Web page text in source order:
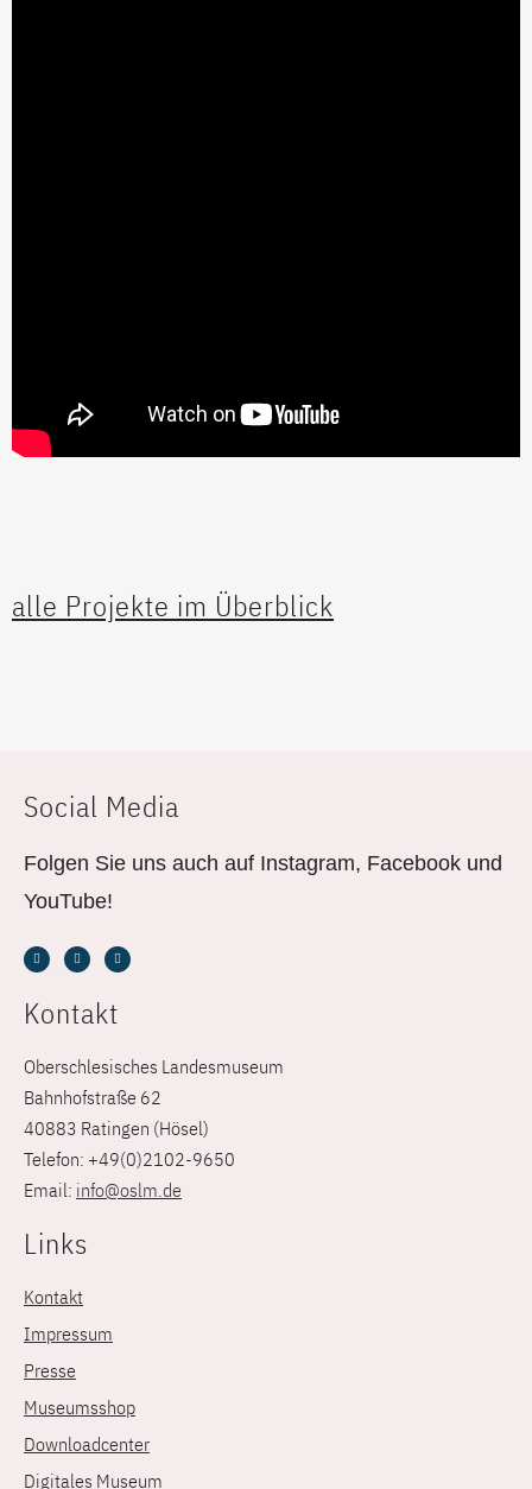
alle Projekte im Überblick
Social Media
Folgen Sie uns auch auf Instagram, Facebook und
YouTube!
Kontakt
Oberschlesisches Landesmuseum
Bahnhofstraße 62
40883 Ratingen (Hösel)
Telefon: +49(0)2102-9650
Email: info@oslm.de
Links
Kontakt
Impressum
Presse
Museumsshop
Downloadcenter
Digitales Museum